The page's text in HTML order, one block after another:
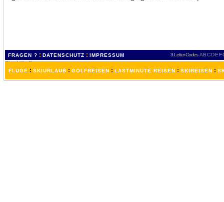
FRAGEN ? : DATENSCHUTZ : IMPRESSUM 3 Letter-Codes ABCDEF
FLÜGE : SKIURLAUB : GOLFREISEN : LASTMINUTE REISEN : SKIREISEN :